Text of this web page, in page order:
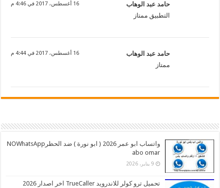
حامد عبد الوهاب 16 أغسطس، 2017 في 4:46 م
التطبيق ممتاز
حامد عبد الوهاب 16 أغسطس، 2017 في 4:44 م
ممتاز
واتساب ابو عمر 2026 ( ابو نورة ) ضد الحظرNOWhatsApp
abo omar
9 يناير، 2026
تحميل ترو كولر للاندرويد TrueCaller اخر اصدار 2026